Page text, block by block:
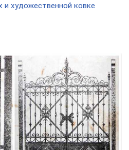
и художественной ковке